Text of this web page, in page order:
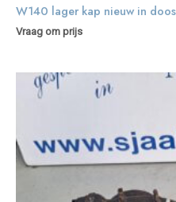
W140 lager kap nieuw in
Vraag om prijs